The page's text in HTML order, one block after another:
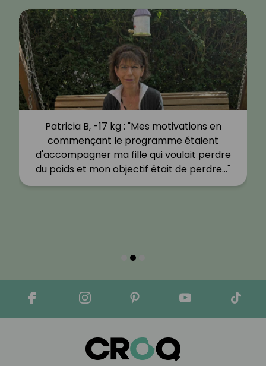
Patricia B, -17 kg : "Mes motivations en
commençant le programme étaient
d'accompagner ma fille qui voulait perdre
du poids et mon objectif était de perdre…"